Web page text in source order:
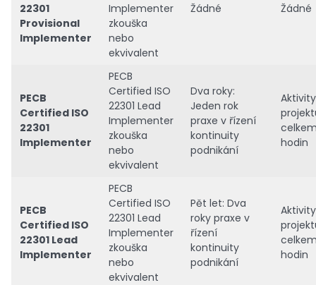
22301
Provisional
Implementer
Implementer
zkouška
nebo
ekvivalent
Žádné Žádné
PECB
Certified ISO
22301
Implementer
PECB
Certified ISO
22301 Lead
Implementer
zkouška
nebo
ekvivalent
Dva roky:
Jeden rok
praxe v řízení
kontinuity
podnikání
hodin
PECB
Certified ISO
22301 Lead
Implementer
PECB
Certified ISO
22301 Lead
Implementer
zkouška
nebo
ekvivalent
Pět let: Dva
roky praxe v
řízení
kontinuity
podnikání
hodin